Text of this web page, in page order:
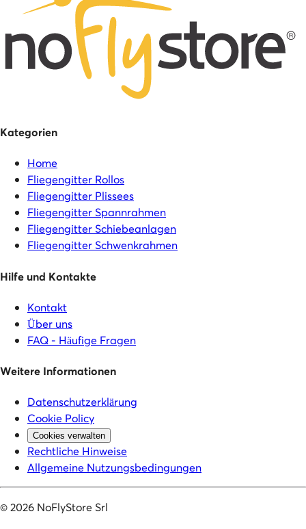
Kategorien
Home
Fliegengitter Rollos
Fliegengitter Plissees
Fliegengitter Spannrahmen
Fliegengitter Schiebeanlagen
Fliegengitter Schwenkrahmen
Hilfe und Kontakte
Kontakt
Über uns
FAQ - Häufige Fragen
Weitere Informationen
Datenschutzerklärung
Cookie Policy
Cookies verwalten
Rechtliche Hinweise
Allgemeine Nutzungsbedingungen
©2026 NoFlyStore Srl